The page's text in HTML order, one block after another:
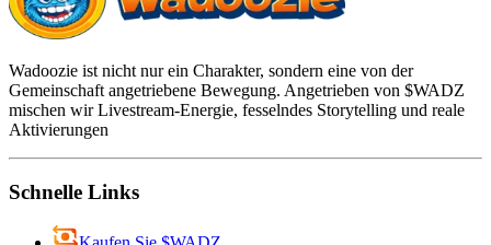
Wadoozie ist nicht nur ein Charakter, sondern eine von der
Gemeinschaft angetriebene Bewegung. Angetrieben von $WADZ
mischen wir Livestream-Energie, fesselndes Storytelling und reale
Aktivierungen
Schnelle Links